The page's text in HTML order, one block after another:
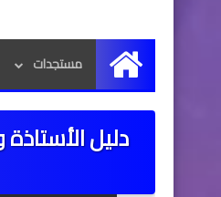
الرئيسية
مستجدات
دليل